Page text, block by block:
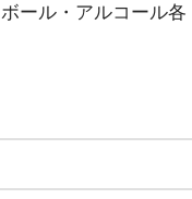
ール・アルコール各